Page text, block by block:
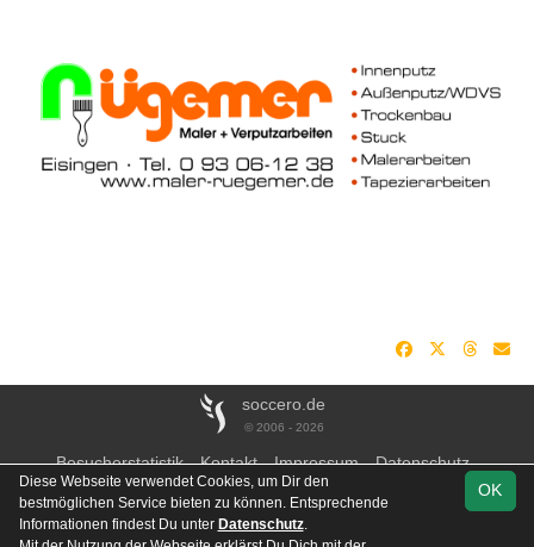
soccero.de
© 2006 - 2026
Besucherstatistik Kontakt Impressum
Datenschutz
OK
Diese Webseite verwendet Cookies, um Dir den
bestmöglichen Service bieten zu können. Entsprechende
Informationen findest Du unter Datenschutz.